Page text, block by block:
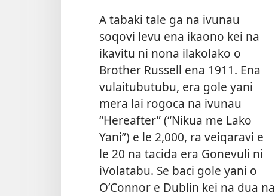
A tabaki tale ga na ivunau
soqovi levu ena ikaono kei na
ikavitu ni nona ilakolako o
Brother Russell ena 1911. Ena
vulaitubutubu, era gole yani
mera lai rogoca na ivunau
“Hereafter” (“Nikua me Lako
Yani”) e le 2,000, ra veiqaravi e
le 20 na tacida era Gonevuli ni
iVolatabu. Se baci gole yani o
O’Connor e Dublin kei na dua na